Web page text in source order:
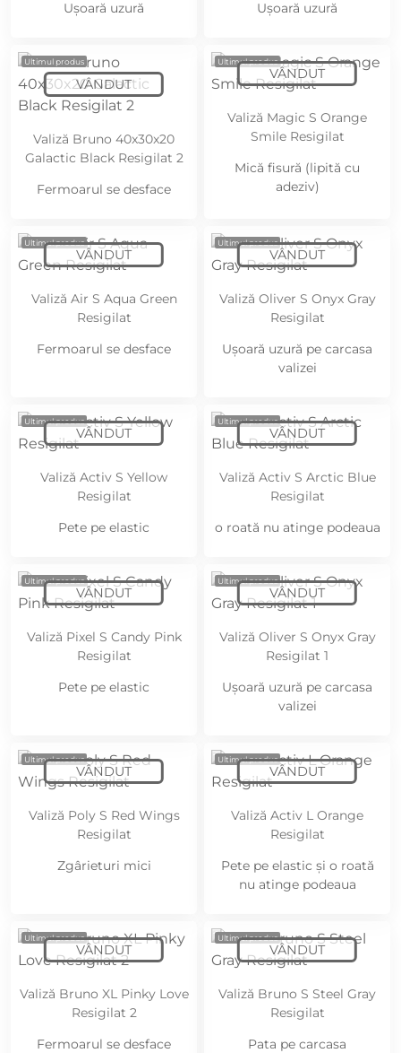
Ușoară uzură Ușoară uzură
Ultimul produs
Valiză Bruno 40x30x20
Galactic Black Resigilat 2
Fermoarul se desface
Ultimul produs
Valiză Magic S Orange
Smile Resigilat
Mică fisură (lipită cu
adeziv)
Ultimul produs
Valiză Air S Aqua Green
Resigilat
Fermoarul se desface
Ultimul produs
Valiză Oliver S Onyx Gray
Resigilat
Ușoară uzură pe carcasa
valizei
Ultimul produs
Valiză Activ S Yellow
Resigilat
Pete pe elastic
Ultimul produs
Valiză Activ S Arctic Blue
Resigilat
o roată nu atinge podeaua
Ultimul produs
Valiză Pixel S Candy Pink
Resigilat
Pete pe elastic
Ultimul produs
Valiză Oliver S Onyx Gray
Resigilat 1
Ușoară uzură pe carcasa
valizei
Ultimul produs
Valiză Poly S Red Wings
Resigilat
Zgârieturi mici
Ultimul produs
Valiză Activ L Orange
Resigilat
Pete pe elastic și o roată
nu atinge podeaua
Ultimul produs
Valiză Bruno XL Pinky Love
Resigilat 2
Fermoarul se desface
Ultimul produs
Valiză Bruno S Steel Gray
Resigilat
Pata pe carcasa